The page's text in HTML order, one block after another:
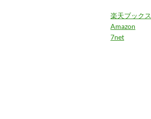
楽天ブックス
Amazon
7net